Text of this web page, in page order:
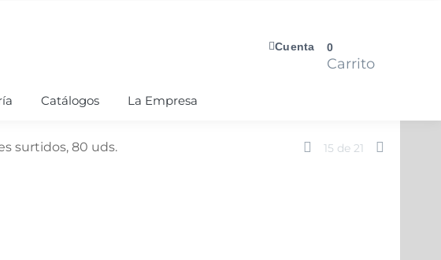
Cuenta 0
Carrito
Catálogos La Empresa
surtidos, 80 uds. 15 de 21